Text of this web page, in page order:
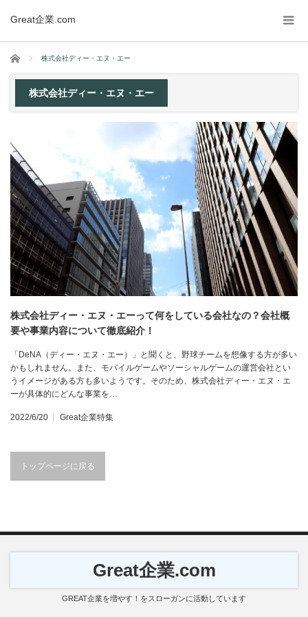
Great企業.com
ホーム 株式会社ディー・エヌ・エー
株式会社ディー・エヌ・エー
株式会社ディー・エヌ・エーって何をしている会社なの？会社概
要や事業内容について徹底紹介！
「DeNA（ディー・エヌ・エー）」と聞くと、野球チームを想像する方が多い
かもしれません。また、モバイルゲームやソーシャルゲームの運営会社とい
うイメージがある方も多いようです。そのため、株式会社ディー・エヌ・エ
ーが具体的にどんな事業を…
2022/6/20 Great企業特集
トップページに戻る
Great企業.com
GREAT企業を増やす！をスローガンに活動しています